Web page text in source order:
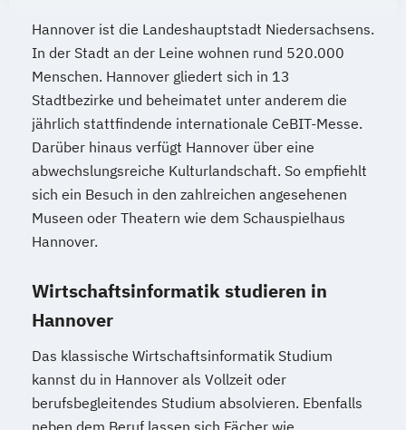
Hannover ist die Landeshauptstadt Niedersachsens.
In der Stadt an der Leine wohnen rund 520.000
Menschen. Hannover gliedert sich in 13
Stadtbezirke und beheimatet unter anderem die
jährlich stattfindende internationale CeBIT-Messe.
Darüber hinaus verfügt Hannover über eine
abwechslungsreiche Kulturlandschaft. So empfiehlt
sich ein Besuch in den zahlreichen angesehenen
Museen oder Theatern wie dem Schauspielhaus
Hannover.
Wirtschaftsinformatik studieren in
Hannover
Das klassische Wirtschaftsinformatik Studium
kannst du in Hannover als Vollzeit oder
berufsbegleitendes Studium absolvieren. Ebenfalls